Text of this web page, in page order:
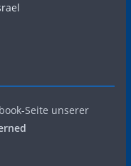
Seite unserer